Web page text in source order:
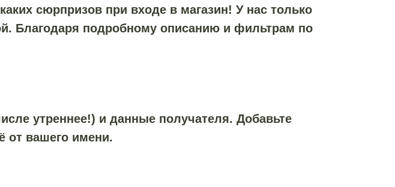
сюрпризов при входе в магазин! У нас только
Благодаря подробному описанию и фильтрам по
утреннее!) и данные получателя. Добавьте
вашего имени.